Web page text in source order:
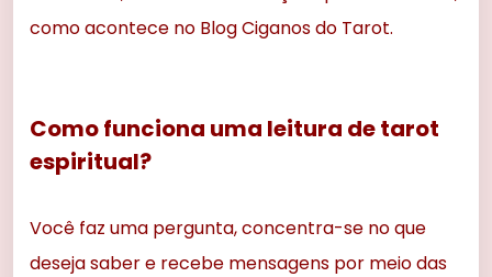
como acontece no Blog Ciganos do Tarot.
Como funciona uma leitura de tarot
espiritual?
Você faz uma pergunta, concentra-se no que
deseja saber e recebe mensagens por meio das